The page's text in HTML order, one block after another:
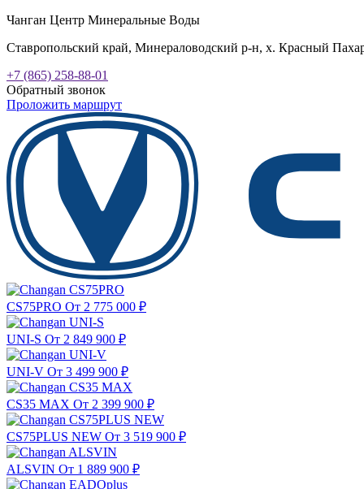
Чанган Центр Минеральные Воды
Ставропольский край, Минераловодский р-н, х. Красный
+7 (865) 258-88-01
Обратный звонок
Проложить маршрут
CS75PRO От 2 775 000 ₽
UNI-S От 2 849 900 ₽
UNI-V От 3 499 900 ₽
CS35 MAX От 2 399 900 ₽
CS75PLUS NEW От 3 519 900 ₽
ALSVIN От 1 889 900 ₽